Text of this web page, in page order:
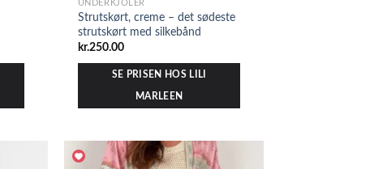
UNDERKJOLER
Strutskørt, creme – det sødeste
strutskørt med silkebånd
kr.250.00
SE PRISEN HOS LILI
MARLEEN